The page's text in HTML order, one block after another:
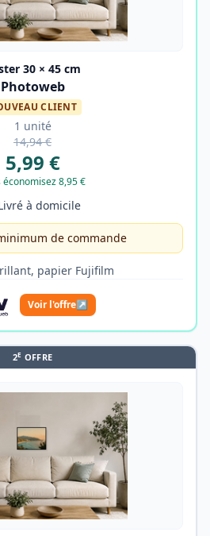
30 × 45 cm
Photoweb
CLIENT
1 unité
14,94 €
5,99 €
économisez 8,95 €
à domicile
de commande
papier Fujifilm
Voir l'offre↗
2E OFFRE